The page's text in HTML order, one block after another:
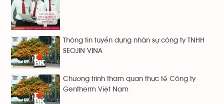
Thông tin tuyển dụng nhân sự công ty TNHH
SEOJIN VINA
Chương trình tham quan thực tế Công ty
Gentherm Việt Nam